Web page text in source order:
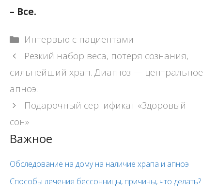
– Все.
Рубрики
Интервью с пациентами
Навигация
записи
Резкий набор веса, потеря сознания,
сильнейший храп. Диагноз — центральное
апноэ.
Подарочный сертификат «Здоровый
сон»
Важное
Обследование на дому на наличие храпа и апноэ
Способы лечения бессонницы, причины, что делать?